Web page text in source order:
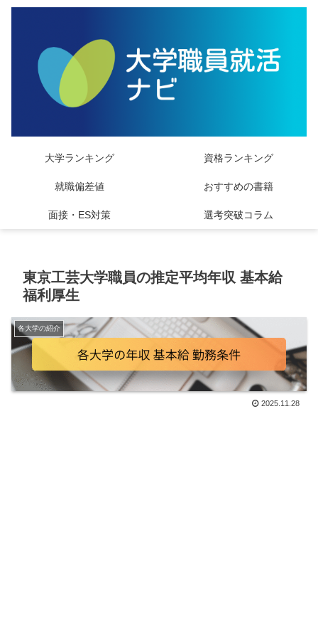
大学ランキング 資格ランキング
就職偏差値 おすすめの書籍
面接・ES対策 選考突破コラム
東京工芸大学職員の推定平均年収 基本給
福利厚生
各大学の紹介
2025.11.28